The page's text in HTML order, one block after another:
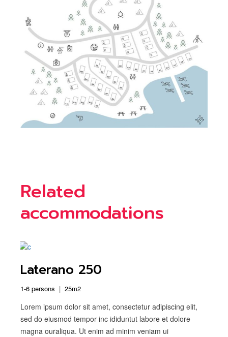
Related
accommodations
Laterano 250
1-6 persons 25m2
Lorem ipsum dolor sit amet, consectetur adipiscing elit,
sed do eiusmod tempor inc ididuntut labore et dolore
magna ouraliqua. Ut enim ad minim veniam ui